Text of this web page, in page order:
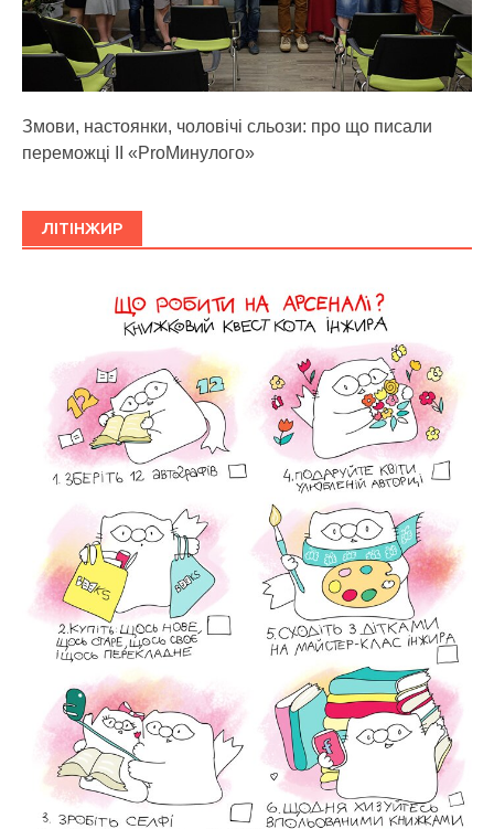
Змови, настоянки, чоловічі сльози: про що писали
переможці ІІ «ProМинулого»
ЛІТІНЖИР